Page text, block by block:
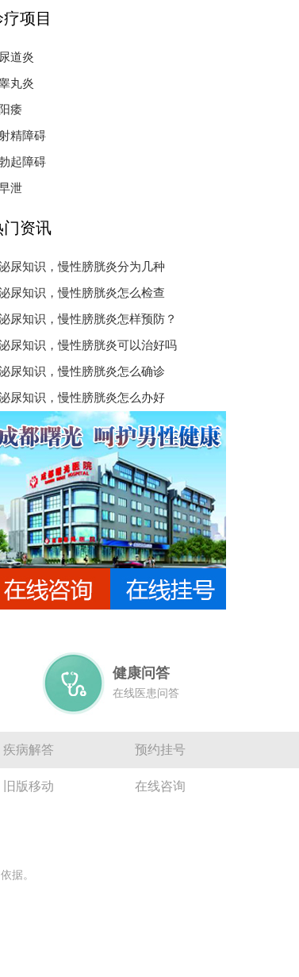
疗项目
尿道炎
丸炎
阳痿
精障碍
起障碍
泄
门资讯
尿知识，慢性膀胱炎分为几种
尿知识，慢性膀胱炎怎么检查
尿知识，慢性膀胱炎怎样预防？
尿知识，慢性膀胱炎可以治好吗
尿知识，慢性膀胱炎怎么确诊
尿知识，慢性膀胱炎怎么办好
健康问答
在线医患问答
疾病解答 预约挂号
旧版移动 在线咨询
据。